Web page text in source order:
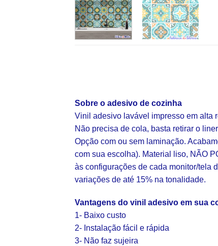
Sobre o adesivo de cozinha
Vinil adesivo lavável impresso em alta
Não precisa de cola, basta retirar o
Opção com ou sem laminação.
com sua escolha). Material liso, NÃO
às configurações de cada monitor/tela
variações de até 15% na tonalidade.
Vantagens do vinil adesivo em sua
1- Baixo custo
2- Instalação fácil e rápida
3- Não faz sujeira